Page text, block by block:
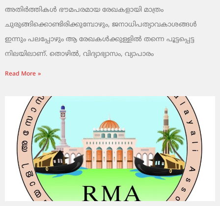
അതിർത്തികൾ ഭൗമപരമായ രേഖകളായി മാത്രം
ചുരുങ്ങിക്കൊണ്ടിരിക്കുമ്പോഴും, ജനാധിപത്യാവകാശങ്ങൾ
ഇന്നും പലപ്പോഴും ആ രേഖകൾക്കുള്ളിൽ തന്നെ പൂട്ടപ്പെട്ട
നിലയിലാണ്. തൊഴിൽ, വിദ്യാഭ്യാസം, വ്യാപാരം
Read More »